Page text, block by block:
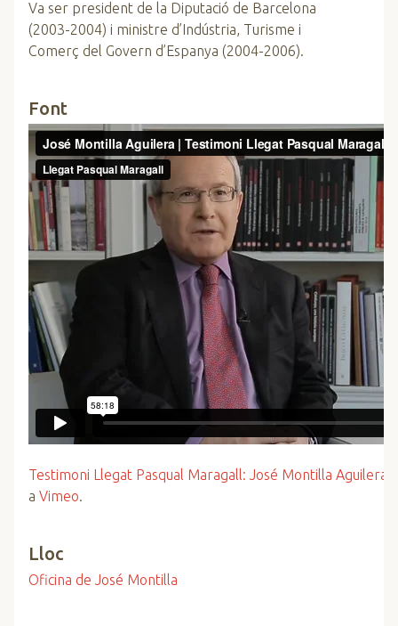
Va ser president de la Diputació de Barcelona
(2003-2004) i ministre d’Indústria, Turisme i
Comerç del Govern d’Espanya (2004-2006).
Font
Testimoni Llegat Pasqual Maragall: José Montilla Aguilera
a Vimeo.
Lloc
Oficina de José Montilla